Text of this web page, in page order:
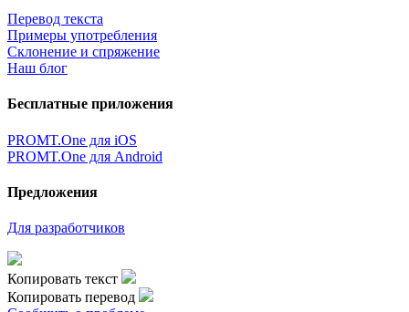
Перевод текста
Примеры употребления
Склонение и спряжение
Наш блог
Бесплатные приложения
PROMT.One для iOS
PROMT.One для Android
Предложения
Для разработчиков
Копировать текст
Копировать перевод